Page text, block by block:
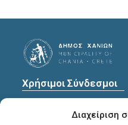
Διαχείριση
Χρήσιμοι Σύνδεσμοι
Προσωπικών